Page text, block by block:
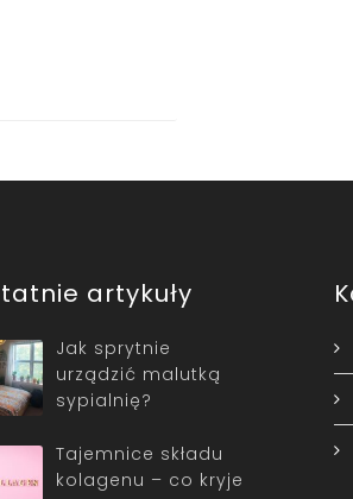
artykuły
Jak sprytnie
urządzić malutką
sypialnię?
Tajemnice składu
kolagenu – co kryje